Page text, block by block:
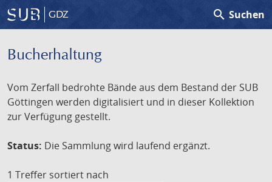
GDZ search Suchen
Bucherhaltung
Vom Zerfall bedrohte Bände aus dem Bestand der SUB
Göttingen werden digitalisiert und in dieser Kollektion
zur Verfügung gestellt.
Status: Die Sammlung wird laufend ergänzt.
1 Treffer sortiert nach